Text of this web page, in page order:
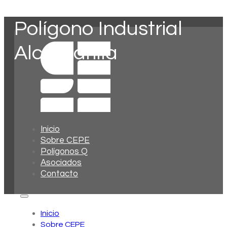
Inicio
Sobre CEPE
Polígonos Q
Asociados
Contacto
Inicio
Sobre CEPE
Polígono Industrial
Alcantarilla